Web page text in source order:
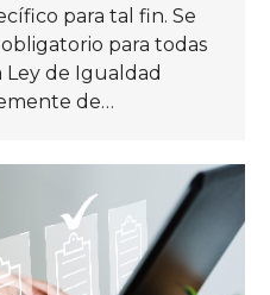
para tal fin. Se
para todas
Ley de Igualdad
de…